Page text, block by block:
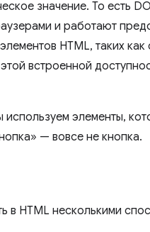
значение. То есть
и работают
HTML, таких
встроенной
элементы,
— вовсе не кнопка.
в HTML несколькими